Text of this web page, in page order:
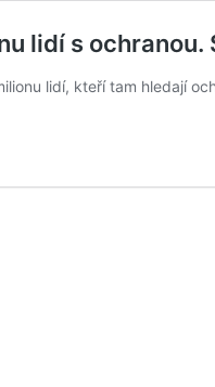
lidí s
lidí, kteří tam hledají